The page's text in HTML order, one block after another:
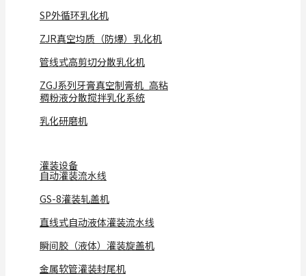
SP外循环乳化机
ZJR真空均质（防爆）乳化机
管线式高剪切分散乳化机
ZGJ系列牙膏真空制膏机_高粘
稠粉液分散搅拌乳化系统
乳化研磨机
灌装设备
自动灌装流水线
GS-8灌装轧盖机
直线式自动液体灌装流水线
瞬间胶（液体）灌装旋盖机
金属软管灌装封尾机